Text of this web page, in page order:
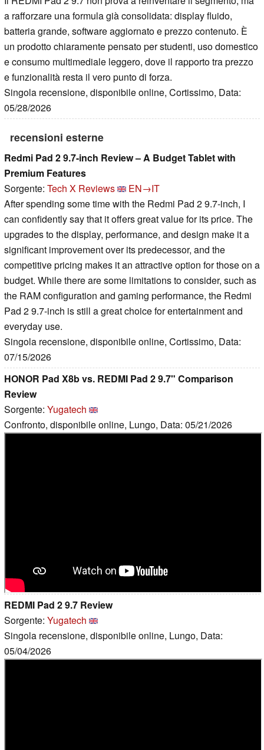
a rafforzare una formula già consolidata: display fluido,
batteria grande, software aggiornato e prezzo contenuto. È
un prodotto chiaramente pensato per studenti, uso domestico
e consumo multimediale leggero, dove il rapporto tra prezzo
e funzionalità resta il vero punto di forza.
Singola recensione, disponibile online, Cortissimo, Data:
05/28/2026
recensioni esterne
Redmi Pad 2 9.7-inch Review – A Budget Tablet with
Premium Features
Sorgente: Tech X Reviews
EN→IT
After spending some time with the Redmi Pad 2 9.7-inch, I
can confidently say that it offers great value for its price. The
upgrades to the display, performance, and design make it a
significant improvement over its predecessor, and the
competitive pricing makes it an attractive option for those on a
budget. While there are some limitations to consider, such as
the RAM configuration and gaming performance, the Redmi
Pad 2 9.7-inch is still a great choice for entertainment and
everyday use.
Singola recensione, disponibile online, Cortissimo, Data:
07/15/2026
HONOR Pad X8b vs. REDMI Pad 2 9.7" Comparison
Review
Sorgente: Yugatech
Confronto, disponibile online, Lungo, Data: 05/21/2026
REDMI Pad 2 9.7 Review
Sorgente: Yugatech
Singola recensione, disponibile online, Lungo, Data:
05/04/2026